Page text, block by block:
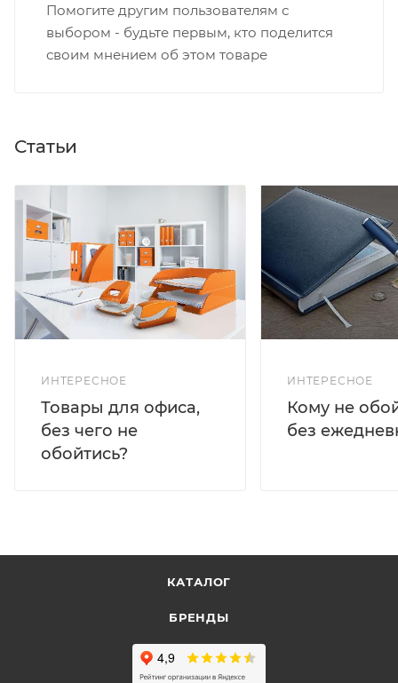
Помогите другим пользователям с
выбором - будьте первым, кто поделится
своим мнением об этом товаре
Статьи
ИНТЕРЕСНОЕ
Товары для офиса,
без чего не
обойтись?
ИНТЕРЕСНОЕ
Кому не
без
КАТАЛОГ
БРЕНДЫ